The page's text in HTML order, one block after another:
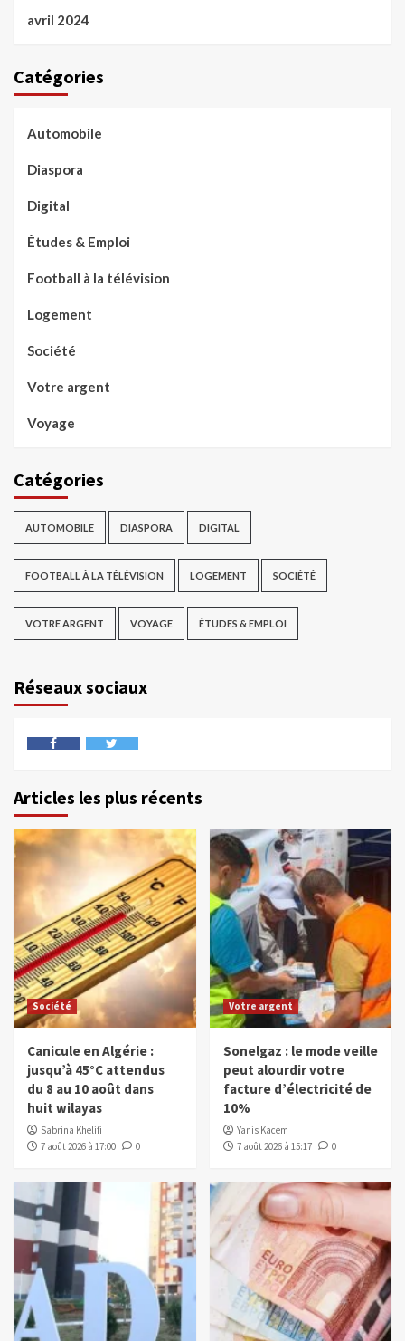
avril 2024
Catégories
Automobile
Diaspora
Digital
Études & Emploi
Football à la télévision
Logement
Société
Votre argent
Voyage
Catégories
AUTOMOBILE DIASPORA DIGITAL
FOOTBALL À LA TÉLÉVISION LOGEMENT SOCIÉTÉ
VOTRE ARGENT VOYAGE ÉTUDES & EMPLOI
Réseaux sociaux
Articles les plus récents
Société
Canicule en Algérie :
jusqu’à 45°C attendus
du 8 au 10 août dans
huit wilayas
Sabrina Khelifi
7 août 2026 à 17:00
0
Votre argent
Sonelgaz : le mode veille
peut alourdir votre
facture d’électricité de
10%
Yanis Kacem
7 août 2026 à 15:17
0